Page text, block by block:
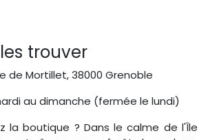
trouver
de Mortillet, 38000 Grenoble
au dimanche (fermée le lundi)
la boutique ? Dans le calme de l'Île